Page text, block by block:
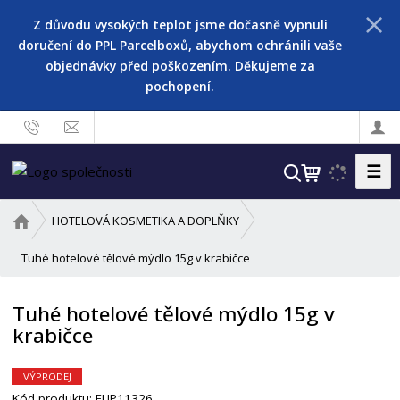
Z důvodu vysokých teplot jsme dočasně vypnuli
doručení do PPL Parcelboxů, abychom ochránili vaše
objednávky před poškozením. Děkujeme za
pochopení.
V
a
t
☰
v
o
í
s
r
a
HOTELOVÁ KOSMETIKA A DOPLŇKY
Tuhé hotelové tělové mýdlo 15g v krabičce
Tuhé hotelové tělové mýdlo 15g v
krabičce
VÝPRODEJ